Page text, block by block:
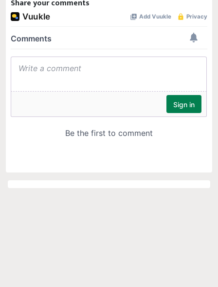
Share your comments